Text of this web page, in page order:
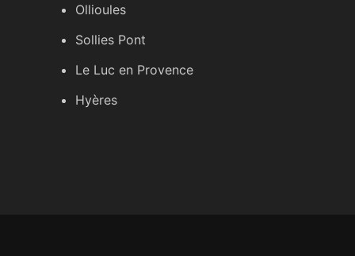
Ollioules
Sollies Pont
Le Luc en Provence
Hyères